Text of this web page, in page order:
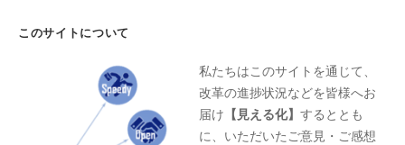
このサイトについて
私たちはこのサイトを通じて、
改革の進捗状況などを皆様へお
届け 【見える化】するととも
に、いただいたご意見・ご感想